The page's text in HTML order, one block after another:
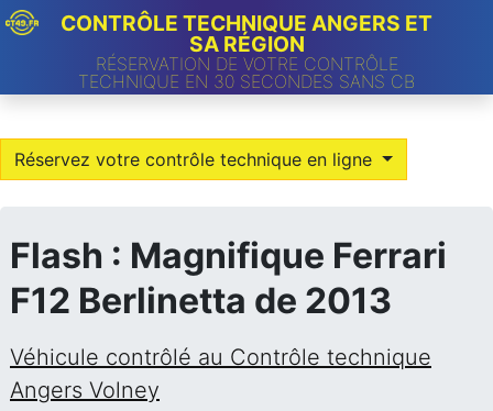
CONTRÔLE TECHNIQUE ANGERS ET
SA RÉGION
RÉSERVATION DE VOTRE CONTRÔLE
TECHNIQUE EN 30 SECONDES SANS CB
Réservez votre contrôle technique en ligne
Flash : Magnifique Ferrari
F12 Berlinetta de 2013
Véhicule contrôlé au Contrôle technique
Angers Volney